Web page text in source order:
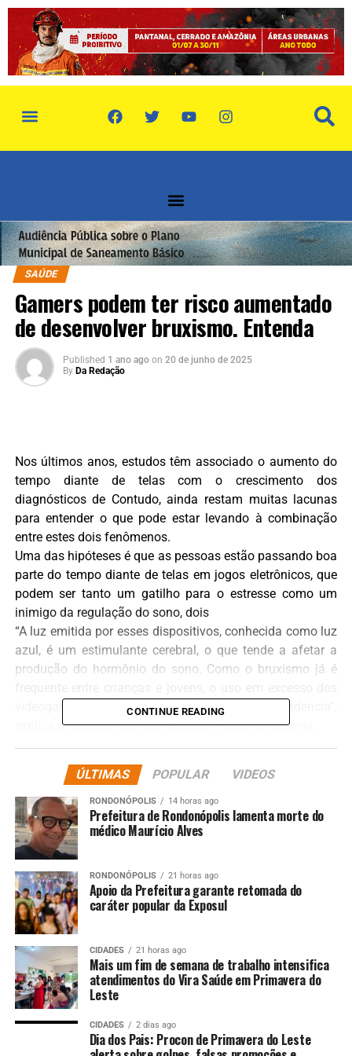
SAÚDE
Gamers podem ter risco aumentado
de desenvolver bruxismo. Entenda
Published 1 ano ago on 20 de junho de 2025
By Da Redação
Nos últimos anos, estudos têm associado o aumento do
tempo diante de telas com o crescimento dos
diagnósticos de Contudo, ainda restam muitas lacunas
para entender o que pode estar levando à combinação
entre estes dois fenômenos.
Uma das hipóteses é que as pessoas estão passando boa
parte do tempo diante de telas em jogos eletrônicos, que
podem ser tanto um gatilho para o estresse como um
inimigo da regulação do sono, dois
“A luz emitida por esses dispositivos, conhecida como luz
azul, é um estimulante cerebral, o que tende a afetar a
produção do hormônio do sono. Como o bruxismo já é
videogames pode estar potencializando esta tendência”,
explica o cirurgião-dentista Rogério Penna, de Goiânia.
Leia também
O que é o bruxismo?
, principalmente durante o sono, mas pode ocorrer
também durante o dia.
O bruxismo acontece de modo involuntário. Ele causa
dores de cabeça e nos músculos do rosto, desgaste dos
dentes e doenças nas gengivas.
Em casos graves, pode levar a fraturas e distúrbios na
articulação de ossos da face, como maxilar, mandíbula e
têmporas.
As causas do bruxismo ainda não foram completamente
esclarecidas. Sabe-se, porém, que ele é mais frequente
em pessoas que sofrem de ansiedade, estresse, refluxo e
apneia do sono (ronco).
CONTINUE READING
ÚLTIMAS POPULAR VIDEOS
RONDONÓPOLIS 14 horas ago
Prefeitura de Rondonópolis lamenta morte do
médico Maurício Alves
RONDONÓPOLIS 21 horas ago
Apoio da Prefeitura garante retomada do
caráter popular da Exposul
CIDADES 21 horas ago
Mais um fim de semana de trabalho intensifica
atendimentos do Vira Saúde em Primavera do
Leste
CIDADES 2 dias ago
Dia dos Pais: Procon de Primavera do Leste